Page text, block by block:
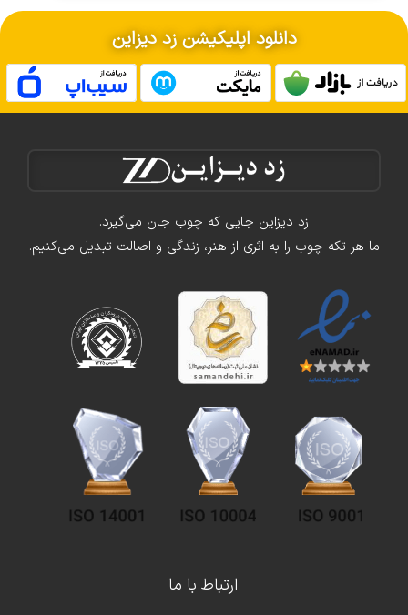
دانلود اپلیکیشن زد دیزاین
زد دیزاین جایی که چوب جان می‌گیرد.
ما هر تکه چوب را به اثری از هنر، زندگی و اصالت تبدیل می‌کنیم.
ارتباط با ما